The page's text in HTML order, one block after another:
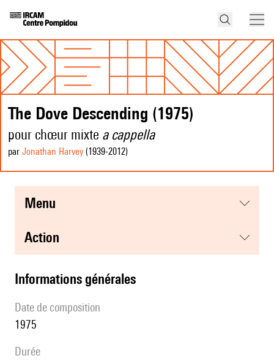
The Dove Descending (1975)
pour chœur mixte a cappella
par Jonathan Harvey (1939-2012)
menu
action
informations générales
date de composition
1975
durée